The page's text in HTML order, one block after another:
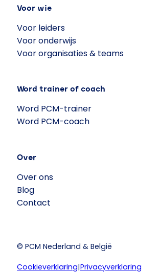
Voor wie
Voor leiders
Voor onderwijs
Voor organisaties & teams
Word trainer of coach
Word PCM-trainer
Word PCM-coach
Over
Over ons
Blog
Contact
© PCM Nederland & België
Cookieverklaring|Privacyverklaring